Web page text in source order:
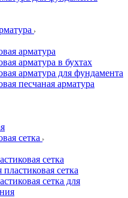
арматура
арматура в бухтах
арматура для фундамента
песчаная арматура
сетка
сетка
сетка
сетка для